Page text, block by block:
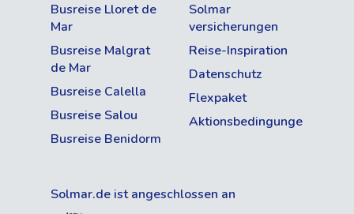
Busreise Lloret de
Mar
Busreise Malgrat
de Mar
Busreise Calella
Busreise Salou
Busreise Benidorm
Solmar
versicherungen
Reise-Inspiration
Datenschutz
Flexpaket
Aktionsbedingungen
Solmar.de ist angeschlossen an